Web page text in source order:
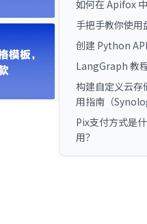
如何在 Apifox
手把手教你使用
创建 Python API
LangGraph 教
构建自定义云存
用指南（
Pix支付方式是
用？